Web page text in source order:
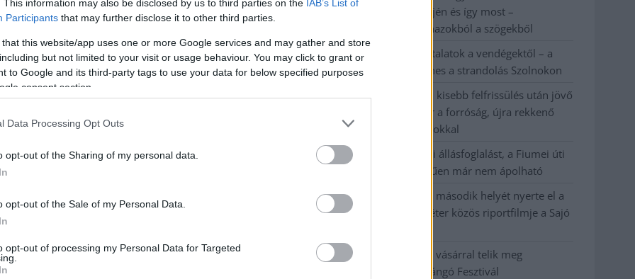
This information may also be disclosed by us to third parties on the IAB’s List of
Participants that may further disclose it to other third parties.
that this website/app uses one or more Google services and may gather and store
but not limited to your visit or usage behaviour. You may click to grant or
to Google and its third-party tags to use your data for below specified purposes
consent section.
Data Processing Opt Outs
opt-out of the Sharing of my personal data.
opt-out of the Sale of my Personal Data.
opt-out of processing my Personal Data for Targeted
meghosszabbították letartóztatását, a szökés
TOVÁBB OLVASOM
,kunhegyes, letartóztatás ,meghosszabbítás
évvel ezelőtti árvíz idején és így most –
fotógyűjtemény ugyanazokból a szögekből
Ilyenek eddig a tapasztalatok a vendégektől – a
hőhullám miatt ingyenes a strandolás Szolnokon
Nem biztató: a hétvégi kisebb felfrissülés után jövő
héten megint visszatér a forróság, újra rekkenő
hőség jön, akár 38 fokokkal
Közzétették a szakértői állásfoglalást, a Fiumei úti
fák többsége szakszerűen már nem ápolható
A MÚOSZ sajtódíjának második helyét nyerte el a
Borsod24 és a Paraméter közös riportfilmje a Sajó
Tánccal, zeneszóval és vásárral telik meg
Jászberény, indul a Csángó Fesztivál